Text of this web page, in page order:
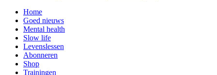
Home
Goed nieuws
Mental health
Slow life
Levenslessen
Abonneren
Shop
Trainingen